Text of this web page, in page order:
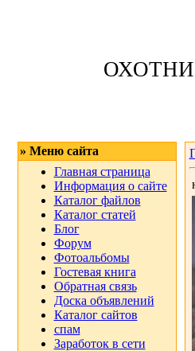
» Меню сайта
Главная страница
Информация о сайте
Каталог файлов
Каталог статей
Блог
Форум
Фотоальбомы
Гостевая книга
Обратная связь
Доска объявлений
Каталог сайтов
спам
Заработок в сети